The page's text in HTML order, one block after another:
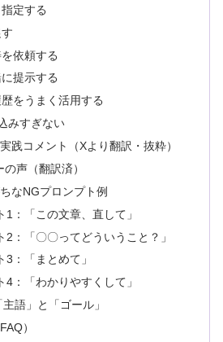
定する
依頼する
提示する
をうまく活用する
みすぎない
践コメント（Xより翻訳・抜粋）
声（翻訳済）
なNGプロンプト例
1：「この文章、直して」
2：「〇〇ってどういうこと？」
3：「まとめて」
4：「わかりやすくして」
語」と「ゴール」
）